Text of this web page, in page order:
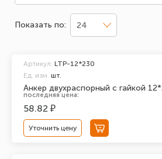
Показать по: 24
Анкер двухраспорный с гайкой
Артикул: LTP-12*230
Ед. изм. шт.
последняя цена:
58.82 ₽
Уточнить цену